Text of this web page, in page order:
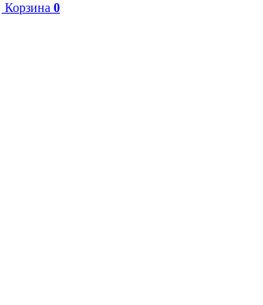
Корзина 0